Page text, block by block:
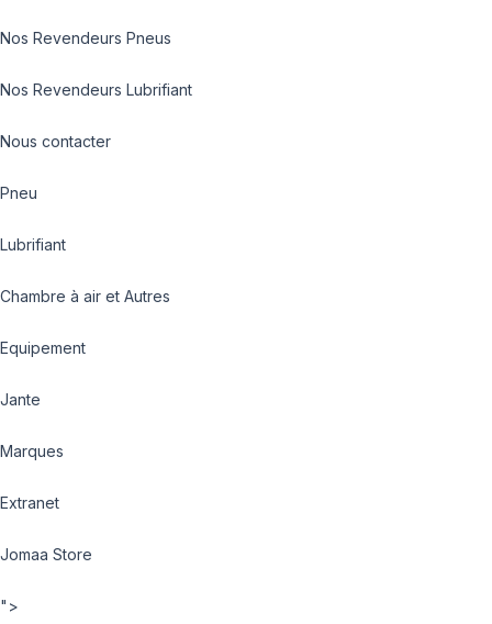
Nos Revendeurs Pneus
Nos Revendeurs Lubrifiant
Nous contacter
Pneu
Lubrifiant
Chambre à air et Autres
Equipement
Jante
Marques
Extranet
Jomaa Store
">